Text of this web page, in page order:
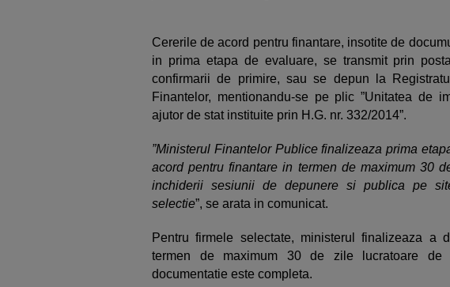
Cererile de acord pentru finantare, insotite de
in prima etapa de evaluare, se transmit prin
confirmarii de primire, sau se depun la
Finantelor, mentionandu-se pe plic ”Unitatea de
ajutor de stat instituite prin H.G. nr. 332/2014”.
”Ministerul Finantelor Publice finalizeaza prima
acord pentru finantare in termen de maximum 30
inchiderii sesiunii de depunere si publica pe
selectie”, se arata in comunicat.
Pentru firmele selectate, ministerul finalizeaza a
termen de maximum 30 de zile lucratoare
documentatie este completa.